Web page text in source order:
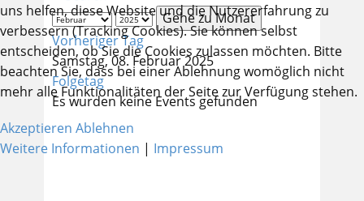
Gehe zu Monat
Vorheriger Tag
Samstag, 08. Februar 2025
Folgetag
Es wurden keine Events gefunden
uns helfen, diese Website und die Nutzererfahrung zu
verbessern (Tracking Cookies). Sie können selbst
entscheiden, ob Sie die Cookies zulassen möchten. Bitte
beachten Sie, dass bei einer Ablehnung womöglich nicht
mehr alle Funktionalitäten der Seite zur Verfügung stehen.
Akzeptieren Ablehnen
Weitere Informationen | Impressum